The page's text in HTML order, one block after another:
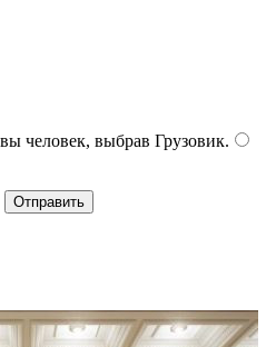
человек, выбрав Грузовик.